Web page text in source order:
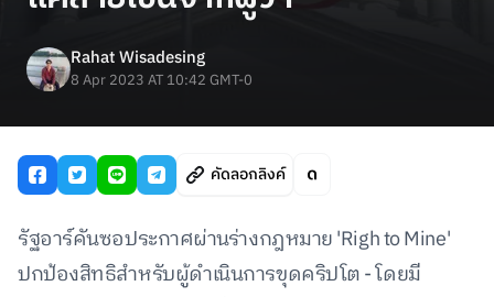
Rahat Wisadesing
8 Apr 2023 AT 10:42 GMT-0
คัดลอกลิงค์
รัฐอาร์คันซอประกาศผ่านร่างกฎหมาย 'Righ to Mine'
ปกป้องสิทธิสำหรับผู้ดำเนินการขุดคริปโต - โดยมี